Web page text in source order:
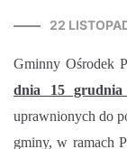
22
Gminny Ośrodek
dnia 15 grudnia
uprawnionych do
gminy, w ramach